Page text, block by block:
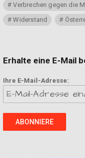
Verbrechen gegen die
Widerstand
Erhalte eine E-Mail
Ihre E-Mail-Adresse: